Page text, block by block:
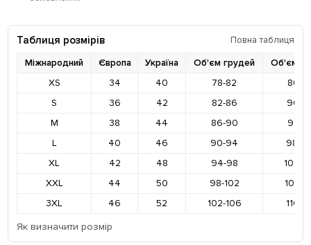
Таблиця розмірів
Повна таблиця
Міжнародний
Європа Україна Об'єм грудей
Об'єм
XS
34 40 78-82
86-
S
36 42 82-86
90-
M
38 44 86-90
94-
L
40 46 90-94
98-
XL
42 48 94-98
102-
XXL
44 50 98-102
106-
3XL
46 52 102-106
110-
Як визначити розмір